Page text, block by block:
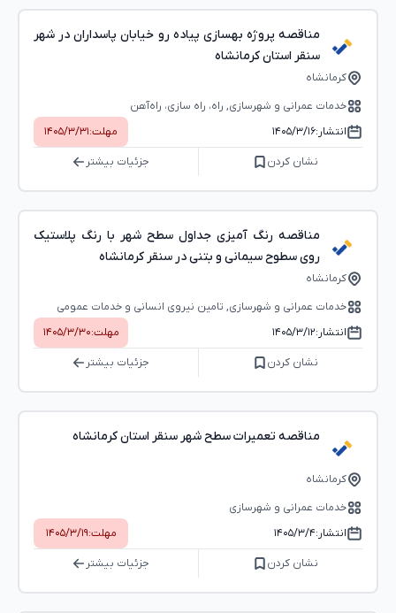
مناقصه پروژه بهسازی پیاده رو خیابان پاسداران در شهر
سنقر استان کرمانشاه
کرمانشاه
خدمات عمرانی و شهرسازی, راه، راه‌ سازی، راه‌آهن
انتشار:۱۴۰۵/۳/۱۶ مهلت:۱۴۰۵/۳/۳۱
نشان کردن جزئیات بیشتر
مناقصه رنگ آمیزی جداول سطح شهر با رنگ پلاستیک
روی سطوح سیمانی و بتنی در سنقر کرمانشاه
کرمانشاه
خدمات عمرانی و شهرسازی, تامین نیروی انسانی و خدمات عمومی
انتشار:۱۴۰۵/۳/۱۲ مهلت:۱۴۰۵/۳/۳۰
نشان کردن جزئیات بیشتر
مناقصه تعمیرات سطح شهر سنقر استان کرمانشاه
کرمانشاه
خدمات عمرانی و شهرسازی
انتشار:۱۴۰۵/۳/۴ مهلت:۱۴۰۵/۳/۱۹
نشان کردن جزئیات بیشتر